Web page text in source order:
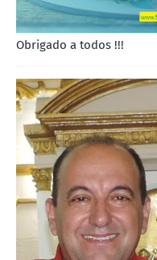
Obrigado a todos !!!